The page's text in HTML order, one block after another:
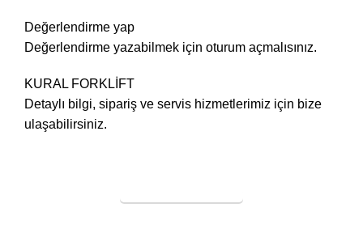
Değerlendirme yap
Değerlendirme yazabilmek için oturum açmalısınız.
KURAL FORKLİFT
Detaylı bilgi, sipariş ve servis hizmetlerimiz için bize
ulaşabilirsiniz.
SERVİS TALEBİ